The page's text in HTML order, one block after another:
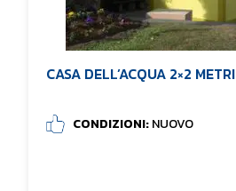
CASA DELL’ACQUA 2×2 METRI
CONDIZIONI:NUOVO